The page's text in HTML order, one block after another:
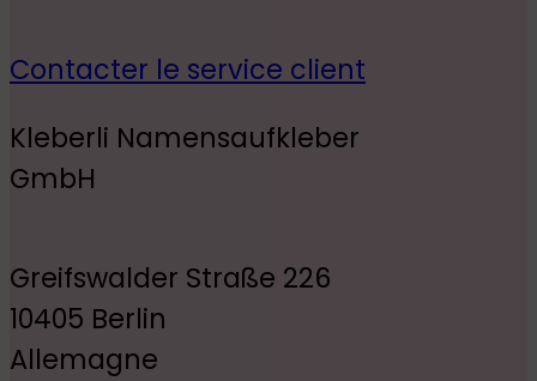
Contacter le service client
Kleberli Namensaufkleber
GmbH
Greifswalder Straße 226
10405 Berlin
Allemagne